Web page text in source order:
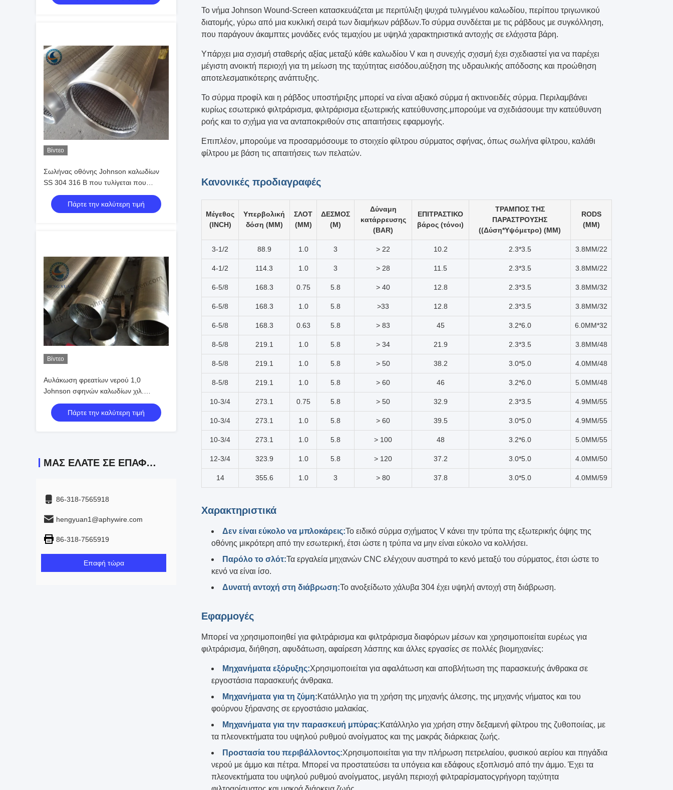
Βίντεο
Σωλήνας οθόνης Johnson καλωδίων
SS 304 316 Β που τυλίγεται που
αυλακώνεται για τη διήθηση
Πάρτε την καλύτερη τιμή
Βίντεο
Αυλάκωση φρεατίων νερού 1,0
Johnson σφηνών καλωδίων χιλ.
ανοξείδωτου οθονών
Πάρτε την καλύτερη τιμή
ΜΑΣ ΕΛΆΤΕ ΣΕ ΕΠΑΦΉ ΜΕ
86-318-7565918
hengyuan1@aphywire.com
86-318-7565919
Επαφή τώρα
Το νήμα Johnson Wound-Screen κατασκευάζεται με περιτύλιξη ψυχρά τυλιγμένου καλωδίου, περίπου τριγωνικού
διατομής, γύρω από μια κυκλική σειρά των διαμήκων ράβδων.Το σύρμα συνδέεται με τις ράβδους με συγκόλληση,
που παράγουν άκαμπτες μονάδες ενός τεμαχίου με υψηλά χαρακτηριστικά αντοχής σε ελάχιστα βάρη.
Υπάρχει μια σχισμή σταθερής αξίας μεταξύ κάθε καλωδίου V και η συνεχής σχισμή έχει σχεδιαστεί για να παρέχει
μέγιστη ανοικτή περιοχή για τη μείωση της ταχύτητας εισόδου,αύξηση της υδραυλικής απόδοσης και προώθηση
αποτελεσματικότερης ανάπτυξης.
Το σύρμα προφίλ και η ράβδος υποστήριξης μπορεί να είναι αξιακό σύρμα ή ακτινοειδές σύρμα. Περιλαμβάνει
κυρίως εσωτερικό φιλτράρισμα, φιλτράρισμα εξωτερικής κατεύθυνσης.μπορούμε να σχεδιάσουμε την κατεύθυνση
ροής και το σχήμα για να ανταποκριθούν στις απαιτήσεις εφαρμογής.
Επιπλέον, μπορούμε να προσαρμόσουμε το στοιχείο φίλτρου σύρματος σφήνας, όπως σωλήνα φίλτρου, καλάθι
φίλτρου με βάση τις απαιτήσεις των πελατών.
Κανονικές προδιαγραφές
Μέγεθος
(INCH)
Υπερβολική
δόση (MM)
ΣΛΟΤ
(ΜΜ)
ΔΕΣΜΟΣ
(Μ)
Δύναμη
κατάρρευσης
(BAR)
ΕΠΙΤΡΑΣΤΙΚΟ
βάρος (τόνοι)
ΤΡΑΜΠΟΣ ΤΗΣ
ΠΑΡΑΣΤΡΟΥΣΗΣ
((Δύση*Υψόμετρο) (ΜΜ)
RODS
(MM)
3-1/2 88.9 1.0 3 > 22 10.2 2.3*3.5 3.8MM/22
4-1/2 114.3 1.0 3 > 28 11.5 2.3*3.5 3.8MM/22
6-5/8 168.3 0.75 5.8 > 40 12.8 2.3*3.5 3.8MM/32
6-5/8 168.3 1.0 5.8 >33 12.8 2.3*3.5 3.8MM/32
6-5/8 168.3 0.63 5.8 > 83 45 3.2*6.0 6.0MM*32
8-5/8 219.1 1.0 5.8 > 34 21.9 2.3*3.5 3.8MM/48
8-5/8 219.1 1.0 5.8 > 50 38.2 3.0*5.0 4.0MM/48
8-5/8 219.1 1.0 5.8 > 60 46 3.2*6.0 5.0MM/48
10-3/4 273.1 0.75 5.8 > 50 32.9 2.3*3.5 4.9MM/55
10-3/4 273.1 1.0 5.8 > 60 39.5 3.0*5.0 4.9MM/55
10-3/4 273.1 1.0 5.8 > 100 48 3.2*6.0 5.0MM/55
12-3/4 323.9 1.0 5.8 > 120 37.2 3.0*5.0 4.0MM/50
14 355.6 1.0 3 > 80 37.8 3.0*5.0 4.0MM/59
Χαρακτηριστικά
Δεν είναι εύκολο να μπλοκάρεις:Το ειδικό σύρμα σχήματος V κάνει την τρύπα της εξωτερικής όψης της
οθόνης μικρότερη από την εσωτερική, έτσι ώστε η τρύπα να μην είναι εύκολο να κολλήσει.
Παρόλο το σλότ:Τα εργαλεία μηχανών CNC ελέγχουν αυστηρά το κενό μεταξύ του σύρματος, έτσι ώστε το
κενό να είναι ίσο.
Δυνατή αντοχή στη διάβρωση:Το ανοξείδωτο χάλυβα 304 έχει υψηλή αντοχή στη διάβρωση.
Εφαρμογές
Μπορεί να χρησιμοποιηθεί για φιλτράρισμα και φιλτράρισμα διαφόρων μέσων και χρησιμοποιείται ευρέως για
φιλτράρισμα, διήθηση, αφυδάτωση, αφαίρεση λάσπης και άλλες εργασίες σε πολλές βιομηχανίες:
Μηχανήματα εξόρυξης:Χρησιμοποιείται για αφαλάτωση και αποβλήτωση της παρασκευής άνθρακα σε
εργοστάσια παρασκευής άνθρακα.
Μηχανήματα για τη ζύμη:Κατάλληλο για τη χρήση της μηχανής άλεσης, της μηχανής νήματος και του
φούρνου ξήρανσης σε εργοστάσιο μαλακίας.
Μηχανήματα για την παρασκευή μπύρας:Κατάλληλο για χρήση στην δεξαμενή φίλτρου της ζυθοποιίας, με
τα πλεονεκτήματα του υψηλού ρυθμού ανοίγματος και της μακράς διάρκειας ζωής.
Προστασία του περιβάλλοντος:Χρησιμοποιείται για την πλήρωση πετρελαίου, φυσικού αερίου και πηγάδια
νερού με άμμο και πέτρα. Μπορεί να προστατεύσει τα υπόγεια και εδάφους εξοπλισμό από την άμμο. Έχει τα
πλεονεκτήματα του υψηλού ρυθμού ανοίγματος, μεγάλη περιοχή φιλτραρίσματοςγρήγορη ταχύτητα